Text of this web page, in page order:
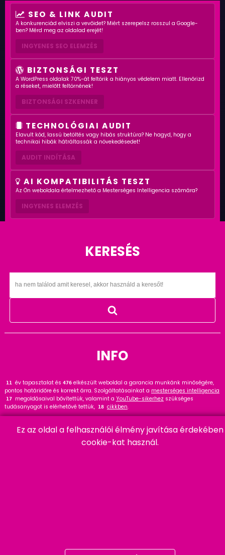
SEO & LINK AUDIT
A konkurenciád elviszi a vevőidet? Miért szerepelsz rosszul a Google-
ben? Mérd meg az oldalad erejét!
INGYENES SEO ELEMZÉS
BIZTONSÁGI TESZT
A WordPress oldalak 70%-át feltörik a hiányos védelem miatt. Ellenőrizd
a réseket, mielőtt feltörnének!
BIZTONSÁGI SZKENNER
TECHNOLÓGIAI AUDIT
Elavult kód, lassú betöltés vagy hibás struktúra? Ne hagyd, hogy a
technikai hibák hátráltassák a növekedésedet!
AUDIT INDÍTÁSA
AI KOMPATIBILITÁS TESZT
Az Ön weboldala értelmezhető a Mesterséges Intelligencia számára?
INGYENES ELEMZÉS
KERESÉS
INFO
13 év tapasztalat és 476elkészült weboldal a garancia munkánk minőségére,
pontos határidőre és korrekt árra. Szolgáltatásainkat a mesterséges intelligencia
17 megoldásaival bővítettük, valamint a YouTube-sikerhez szükséges
tudásanyagot is elérhetővé tettük, 18 cikkben.
szakértőként ajánlom a 91 cikket és bővítményt.
Ez az oldal a felhasználói élmény javítása érdekében
cookie-kat használ.